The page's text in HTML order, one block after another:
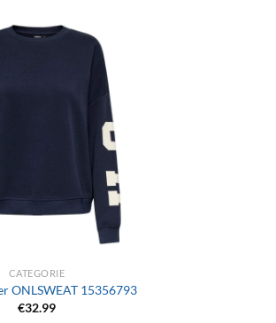
CATEGORIE
ONLSWEAT 15356793
€32.99